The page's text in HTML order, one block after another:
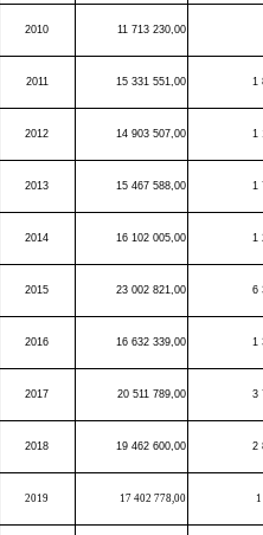
2010 11 713 230,00
2011 15 331 551,00 1
2012 14 903 507,00 1
2013 15 467 588,00 1
2014 16 102 005,00 1
2015 23 002 821,00 6
2016 16 632 339,00 1
2017 20 511 789,00 3
2018 19 462 600,00 2
2019 17 402 778,00